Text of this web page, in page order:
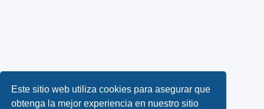
Este sitio web utiliza cookies para asegurar que
obtenga la mejor experiencia en nuestro sitio